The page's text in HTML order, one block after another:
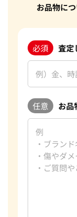
お品物に
必須 査定
任意 お品